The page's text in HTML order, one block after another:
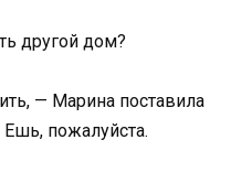
другой дом?
— Марина поставила
пожалуйста.